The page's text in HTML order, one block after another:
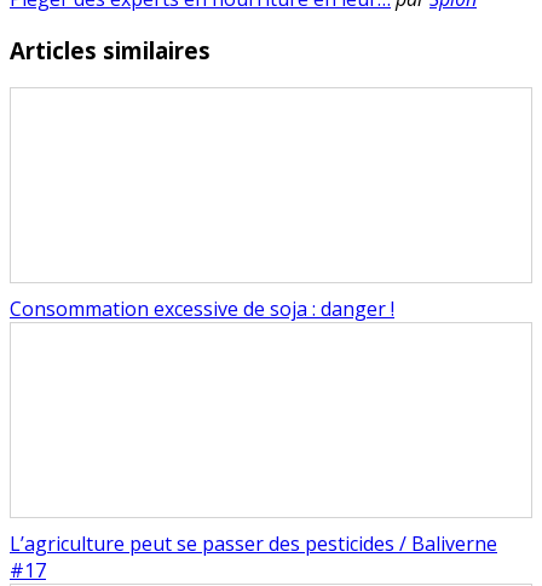
Articles similaires
Consommation excessive de soja : danger !
L’agriculture peut se passer des pesticides / Baliverne
#17